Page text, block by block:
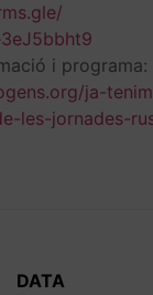
i programa:
ja-
les-jornades-
DATA